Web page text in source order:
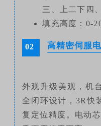
三、上二下四
填充高度：0-
02 高精密伺服
外观升级美观，机
全闭环设计，3R快
复定位精度。电动